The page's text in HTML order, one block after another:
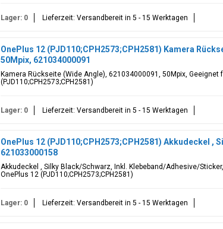
Lager: 0 Lieferzeit: Versandbereit in 5 - 15 Werktagen
OnePlus 12 (PJD110;CPH2573;CPH2581) Kamera
50Mpix, 621034000091
Kamera Rückseite (Wide Angle), 621034000091, 50Mpix, Geeignet
(PJD110;CPH2573;CPH2581)
Lager: 0 Lieferzeit: Versandbereit in 5 - 15 Werktagen
OnePlus 12 (PJD110;CPH2573;CPH2581) Akkudeckel ,
621033000158
Akkudeckel , Silky Black/Schwarz, Inkl. Klebeband/Adhesive/
OnePlus 12 (PJD110;CPH2573;CPH2581)
Lager: 0 Lieferzeit: Versandbereit in 5 - 15 Werktagen